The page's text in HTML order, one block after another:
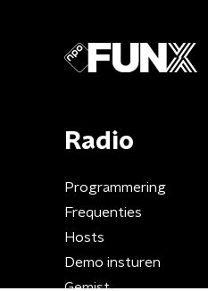
Radio
Programmering
Frequenties
Hosts
Demo insturen
Gemist